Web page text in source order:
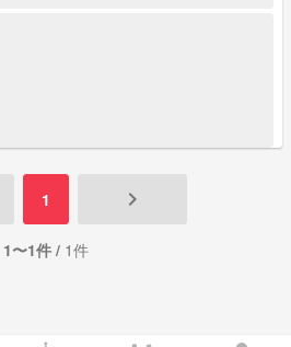
1 keyboard_arrow_right
1〜1件 / 1件